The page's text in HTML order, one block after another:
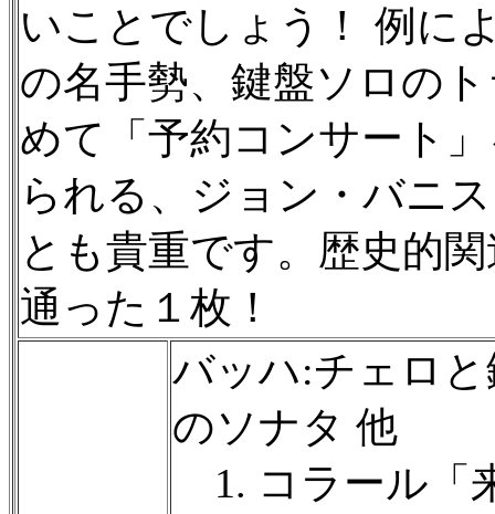
いことでしょう！ 例に
の名手勢、鍵盤ソロの
めて「予約コンサート
られる、ジョン・バニ
とも貴重です。歴史的
通った１枚！
バッハ:チェロ
のソナタ 他
1. コラール「